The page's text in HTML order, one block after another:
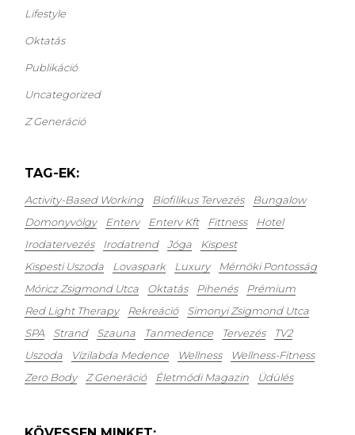
Lifestyle
Oktatás
Publikáció
Uncategorized
Z Generáció
TAG-EK:
Activity-Based Working Biofilikus Tervezés
Bungalow
Domonyvölgy
Enterv Enterv Kft Fittness
Hotel
Irodatervezés
Irodatrend Jóga
Kispest
Kispesti Uszoda
Lovaspark Luxury
Mérnöki Pontosság
Móricz Zsigmond Utca
Oktatás Pihenés
Prémium
Red Light Therapy
Rekreáció
Simonyi Zsigmond Utca
SPA
Strand Szauna Tanmedence Tervezés
TV2
Uszoda
Vízilabda Medence Wellness
Wellness-Fitness
Zero Body
Z Generáció Életmódi Magazin Üdülés